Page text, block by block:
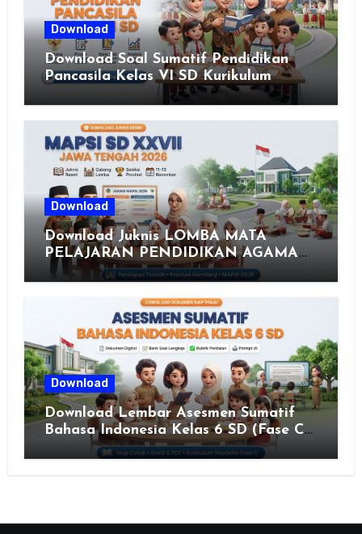
Download
Download Soal Sumatif Pendidikan
Pancasila Kelas VI SD Kurikulum
Merdeka, Solusi Praktis Guru
Menyusun Asesmen Berkualitas
Download
Download Juknis LOMBA MATA
PELAJARAN PENDIDIKAN AGAMA
ISLAM DAN SENI ISLAMI (MAPSI)
JAWA TENGAH TAHUN 2026
Download
Download Lembar Asesmen Sumatif
Bahasa Indonesia Kelas 6 SD (Fase C)
– Bank Soal & Rubrik Penilaian